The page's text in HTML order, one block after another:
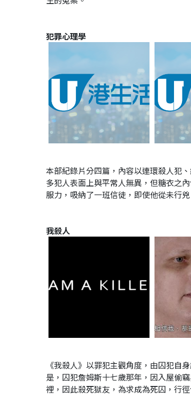
犯罪心理學
本部紀錄片分四篇，內容以連環殺人犯
多犯人表面上與平常人無異，但糖衣之
服力，吸納了一班信徒，即使他從未行
我殺人
《我殺人》以罪犯主觀角度，由囚犯自
是，囚犯詹姆斯十七歲那年，因入屋偷
裡，因此殺死獄友，為求成為死囚，行徑